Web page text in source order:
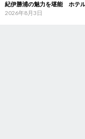
紀伊勝浦の魅力を堪能 ホテ
2026年8月3日